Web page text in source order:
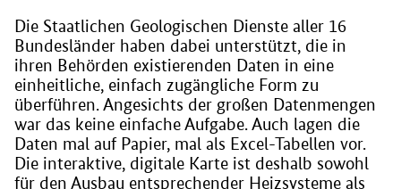
Die Staatlichen Geologischen Dienste aller 16
Bundesländer haben dabei unterstützt, die in
ihren Behörden existierenden Daten in eine
einheitliche, einfach zugängliche Form zu
überführen. Angesichts der großen Datenmengen
war das keine einfache Aufgabe. Auch lagen die
Daten mal auf Papier, mal als Excel-Tabellen vor.
Die interaktive, digitale Karte ist deshalb sowohl
für den Ausbau entsprechender Heizsysteme als